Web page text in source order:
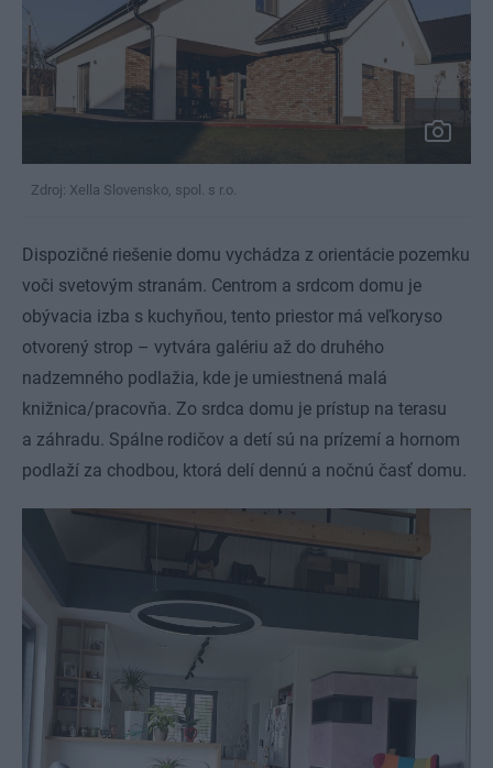
Zdroj: Xella Slovensko, spol. s r.o.
Dispozičné riešenie domu vychádza z orientácie pozemku
voči svetovým stranám. Centrom a srdcom domu je
obývacia izba s kuchyňou, tento priestor má veľkoryso
otvorený strop – vytvára galériu až do druhého
nadzemného podlažia, kde je umiestnená malá
knižnica/pracovňa. Zo srdca domu je prístup na terasu
a záhradu. Spálne rodičov a detí sú na prízemí a hornom
podlaží za chodbou, ktorá delí dennú a nočnú časť domu.